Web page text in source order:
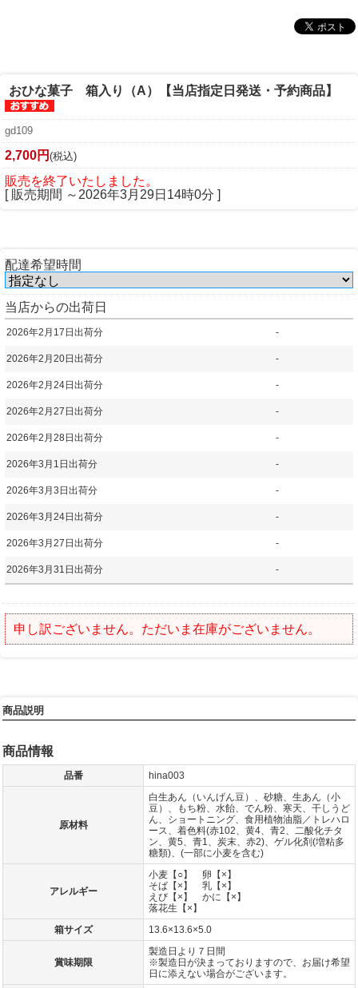
おひな菓子 箱入り（A）【当店指定日発送・予約商品】
gd109
2,700円 (税込)
販売を終了いたしました。
[ 販売期間 ～ 2026年3月29日14時0分 ]
配達希望時間
当店からの出荷日
2026年2月17日出荷分 -
2026年2月20日出荷分 -
2026年2月24日出荷分 -
2026年2月27日出荷分 -
2026年2月28日出荷分 -
2026年3月1日出荷分 -
2026年3月3日出荷分 -
2026年3月24日出荷分 -
2026年3月27日出荷分 -
2026年3月31日出荷分 -
申し訳ございません。ただいま在庫がございません。
商品説明
商品情報
品番 hina003
原材料
白生あん（いんげん豆）、砂糖、生あん（小
豆）、もち粉、水飴、でん粉、寒天、干しうど
ん、ショートニング、食用植物油脂／トレハロ
ース、着色料(赤102、黄4、青2、二酸化チタ
ン、黄5、青1、炭末、赤2)、ゲル化剤(増粘多
糖類)、(一部に小麦を含む)
アレルギー
小麦【○】 卵【×】
そば【×】 乳【×】
えび【×】 かに【×】
落花生【×】
箱サイズ
13.6×13.6×5.0
賞味期限
製造日より７日間
※製造日が決まっておりますので、お届け希望
日に添えない場合がございます。